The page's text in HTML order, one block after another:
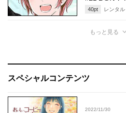
40pt レンタル
もっと見る
スペシャルコンテンツ
2022/11/30